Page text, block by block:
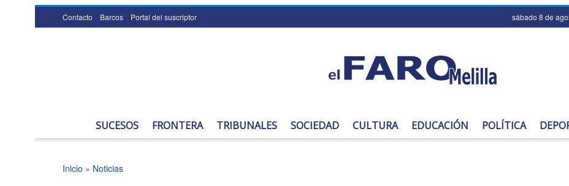
Contacto Barcos Portal del suscriptor sábado 8 de
SUCESOS FRONTERA TRIBUNALES SOCIEDAD CULTURA EDUCACIÓN POLÍTICA
Inicio » Noticias